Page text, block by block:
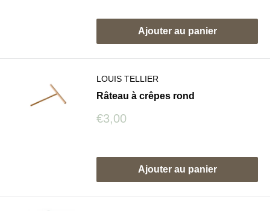
Ajouter au panier
LOUIS TELLIER
Râteau à crêpes rond
Prix
€3,00
Ajouter au panier